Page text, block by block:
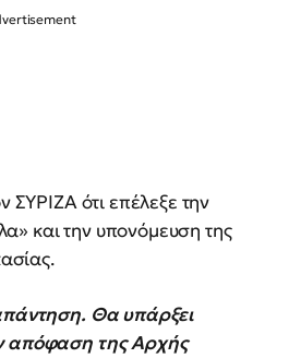
ΣΥΡΙΖΑ ότι επέλεξε την
και την υπονόμευση της
Θα υπάρξει
απόφαση της Αρχής